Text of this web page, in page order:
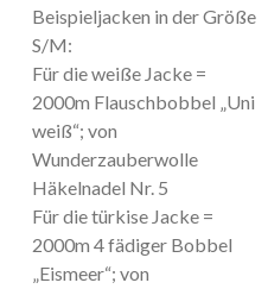
Beispieljacken in der Größe
S/M:
Für die weiße Jacke =
2000m Flauschbobbel „Uni
weiß“; von
Wunderzauberwolle
Häkelnadel Nr. 5
Für die türkise Jacke =
2000m 4 fädiger Bobbel
„Eismeer“; von